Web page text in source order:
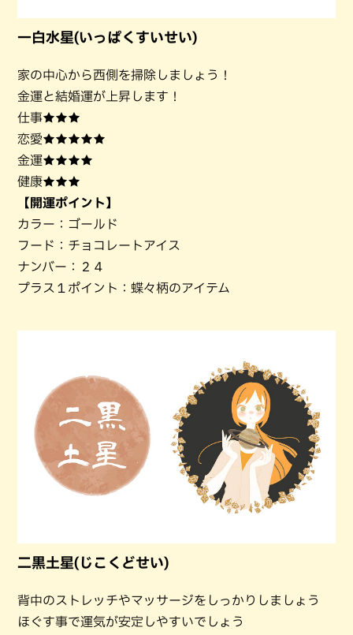
一白水星(いっぱくすいせい)
家の中心から西側を掃除しましょう！
金運と結婚運が上昇します！
仕事★★★
恋愛★★★★★
金運★★★★
健康★★★
【開運ポイント】
カラー：ゴールド
フード：チョコレートアイス
ナンバー：２４
プラス１ポイント：蝶々柄のアイテム
二黒土星(じこくどせい)
背中のストレッチやマッサージをしっかりしましょう
ほぐす事で運気が安定しやすいでしょう